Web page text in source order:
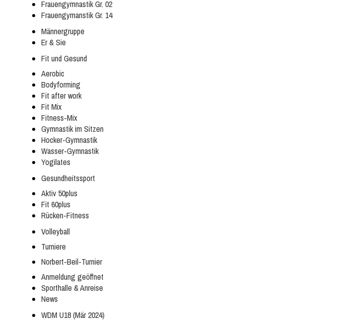
Frauengymnastik Gr. 02
Frauengymanstik Gr. 14
Männergruppe
Er & Sie
Fit und Gesund
Aerobic
Bodyforming
Fit after work
Fit Mix
Fitness-Mix
Gymnastik im Sitzen
Hocker-Gymnastik
Wasser-Gymnastik
Yogilates
Gesundheitssport
Aktiv 50plus
Fit 60plus
Rücken-Fitness
Volleyball
Turniere
Norbert-Beil-Turnier
Anmeldung geöffnet
Sporthalle & Anreise
News
WDM U18 (Mär 2024)